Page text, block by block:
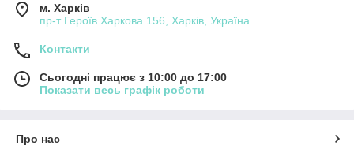
м. Харків
пр-т Героїв Харкова 156, Харків, Україна
Контакти
Сьогодні працює з 10:00 до 17:00
Показати весь графік роботи
Про нас